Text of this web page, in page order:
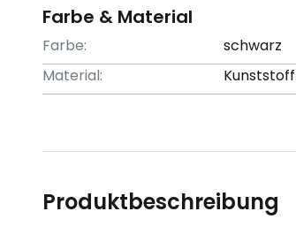
Farbe & Material
Farbe:
schwarz
Material:
Kunststoff
Produktbeschreibung